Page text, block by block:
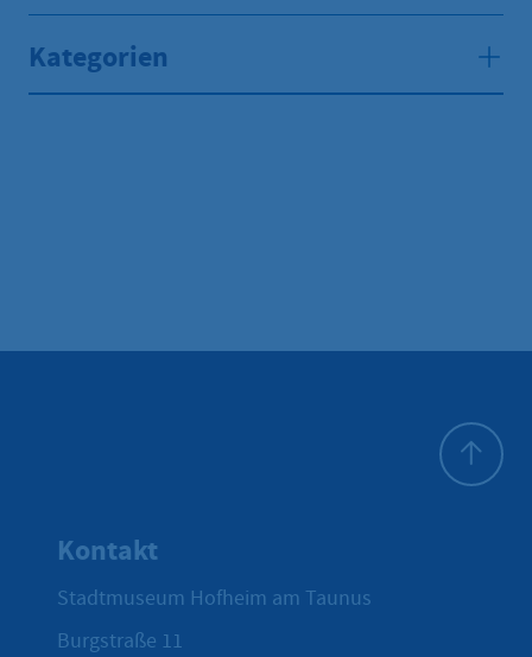
Kategorien
Kontakt
Stadtmuseum Hofheim am Taunus
Burgstraße 11